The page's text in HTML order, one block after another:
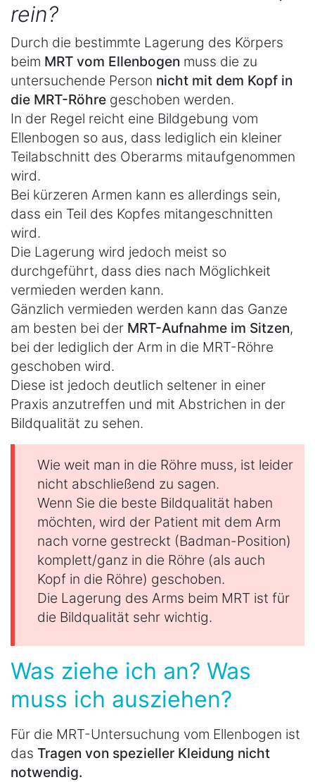
rein?
Durch die bestimmte Lagerung des Körpers
beim MRT vom Ellenbogen muss die zu
untersuchende Person nicht mit dem Kopf in
die MRT-Röhre geschoben werden.
In der Regel reicht eine Bildgebung vom
Ellenbogen so aus, dass lediglich ein kleiner
Teilabschnitt des Oberarms mitaufgenommen
wird.
Bei kürzeren Armen kann es allerdings sein,
dass ein Teil des Kopfes mitangeschnitten
wird.
Die Lagerung wird jedoch meist so
durchgeführt, dass dies nach Möglichkeit
vermieden werden kann.
Gänzlich vermieden werden kann das Ganze
am besten bei der MRT-Aufnahme im Sitzen,
bei der lediglich der Arm in die MRT-Röhre
geschoben wird.
Diese ist jedoch deutlich seltener in einer
Praxis anzutreffen und mit Abstrichen in der
Bildqualität zu sehen.
Wie weit man in die Röhre muss, ist leider
nicht abschließend zu sagen.
Wenn Sie die beste Bildqualität haben
möchten, wird der Patient mit dem Arm
nach vorne gestreckt (Badman-Position)
komplett/ganz in die Röhre (als auch
Kopf in die Röhre) geschoben.
Die Lagerung des Arms beim MRT ist für
die Bildqualität sehr wichtig.
Was ziehe ich an? Was
muss ich ausziehen?
Für die MRT-Untersuchung vom Ellenbogen ist
das Tragen von spezieller Kleidung nicht
notwendig.